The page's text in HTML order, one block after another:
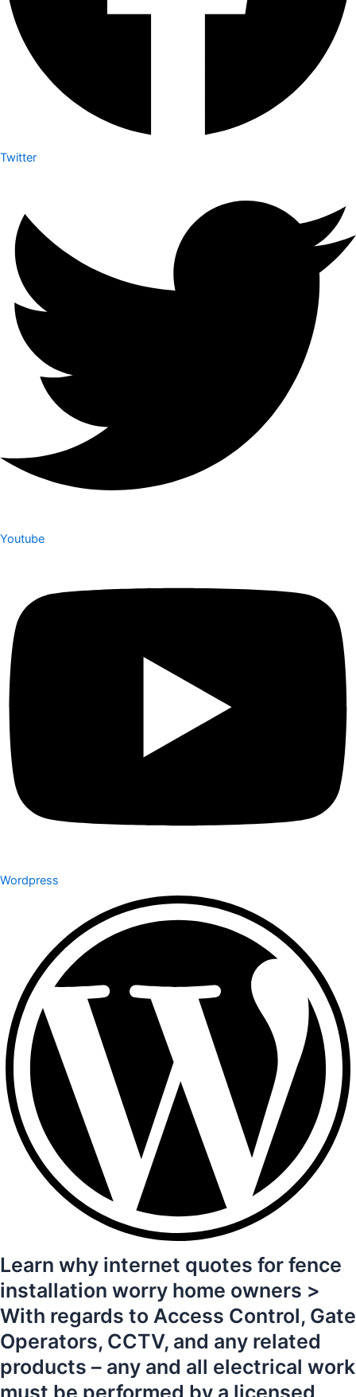
Twitter
Youtube
Wordpress
Learn why internet quotes for fence
installation worry home owners >
With regards to Access Control, Gate
Operators, CCTV, and any related
products – any and all electrical work